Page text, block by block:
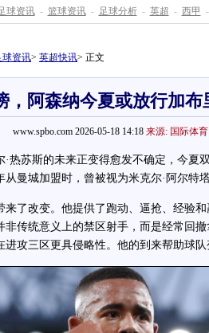
球资讯 - 篮球资讯 - 足球分析 - 英超 - 西甲 -
球资讯> 英超快讯> 正文
，阿森纳今夏或放行加布
www.spbo.com 2026-05-18 14:18 来源: 国际体育
热苏斯的未来正变得愈发不确定，今夏
从曼城加盟时，曾被视为米克尔·阿尔特
了改变。他提供了跑动、逼抢、经验和
非传统意义上的禁区射手，而是经常回
进攻三区更具侵略性。他的到来帮助球